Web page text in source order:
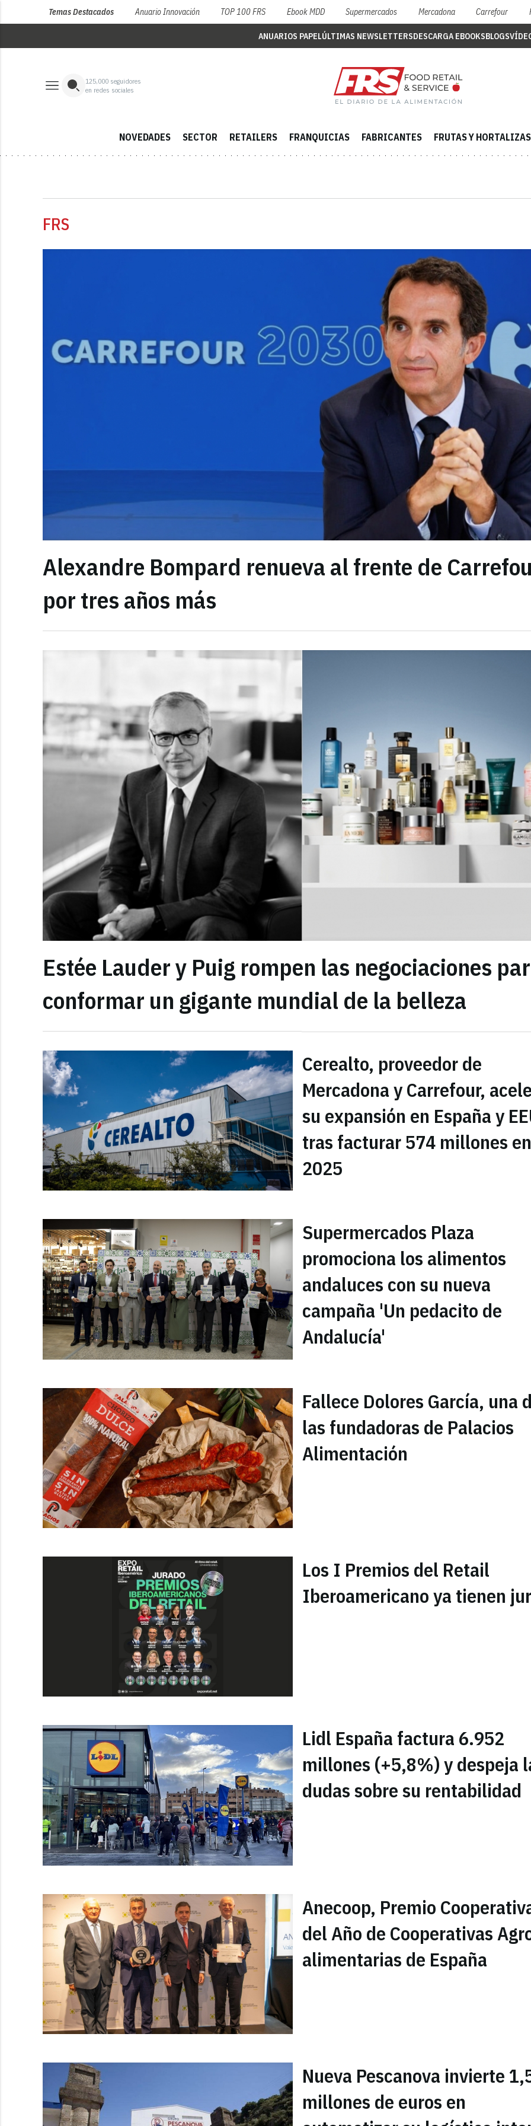
Temas Destacados Anuario Innovación TOP 100 FRS Ebook MDD Supermercados Mercadona Carrefour
ANUARIOS PAPELÚLTIMAS NEWSLETTERSDESCARGA EBOOKSBLOGS
125,000 seguidores
en redes sociales
NOVEDADES SECTOR RETAILERS FRANQUICIAS FABRICANTES FRUTAS Y HORTALIZAS
FRS
Alexandre Bompard renueva al frente de
por tres años más
Estée Lauder y Puig rompen las negociaciones
conformar un gigante mundial de la belleza
Cerealto, proveedor de
Mercadona y Carrefour,
su expansión en España y
tras facturar 574 millones en
2025
Supermercados Plaza
promociona los alimentos
andaluces con su nueva
campaña 'Un pedacito de
Andalucía'
Fallece Dolores García, una
las fundadoras de Palacios
Alimentación
Los I Premios del Retail
Iberoamericano ya tienen
Lidl España factura 6.952
millones (+5,8%) y despeja
dudas sobre su rentabilidad
Anecoop, Premio
del Año de Cooperativas
alimentarias de España
Nueva Pescanova invierte
millones de euros en